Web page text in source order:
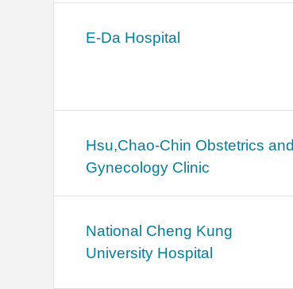
E-Da Hospital
Hsu,Chao-Chin Obstetrics and
Gynecology Clinic
National Cheng Kung
University Hospital